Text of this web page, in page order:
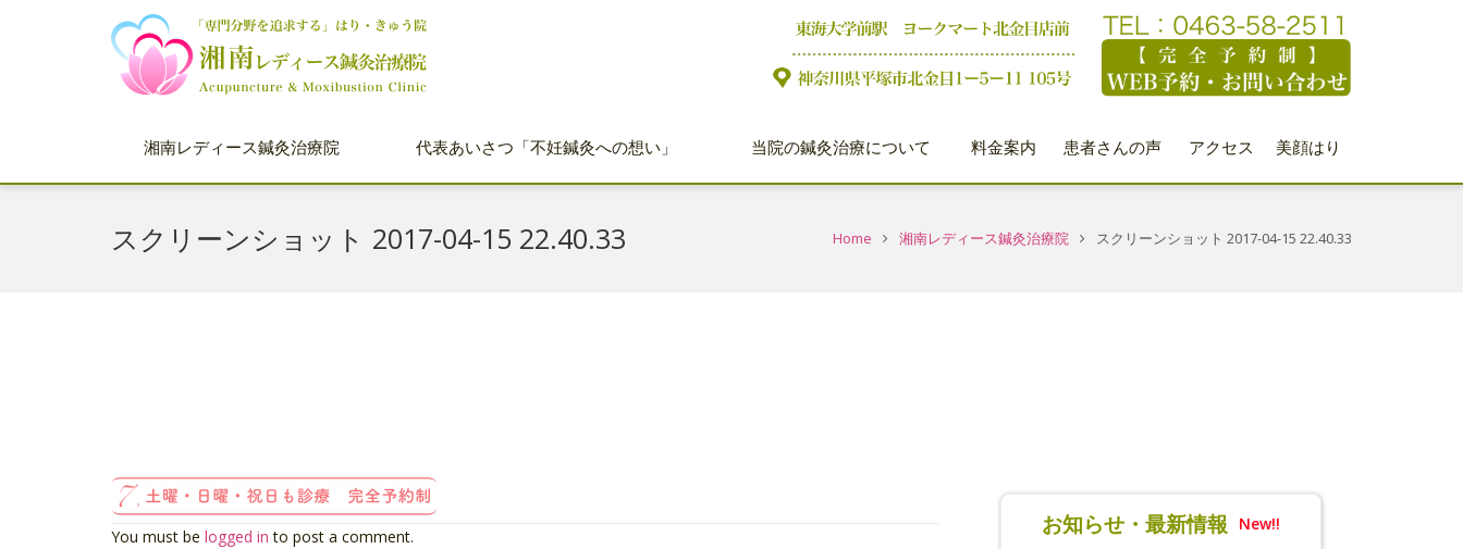
湘南レディース鍼灸治療院 代表あいさつ「不妊鍼灸への想い」 当院の鍼灸治療について 料金案内 患者さんの声 アクセス 美顔はり
スクリーンショット 2017-04-15 22.40.33 Home 湘南レディース鍼灸治療院 スクリーンショット 2017-04-15 22.40.33
You must be logged in to post a comment. お知らせ・最新情報 New!!